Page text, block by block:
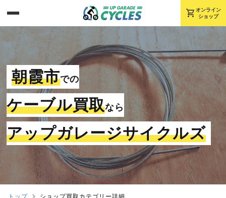
shopping_cart オンライン
ショップ
朝霞市での
ケーブル買取なら
アップガレージサイクルズ
トップ ショップ買取カテゴリー詳細